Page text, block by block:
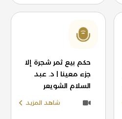
حكم بيع ثمر شجرة إلا
جزء معينا | د. عبد
السلام الشويعر
شاهد المزيد